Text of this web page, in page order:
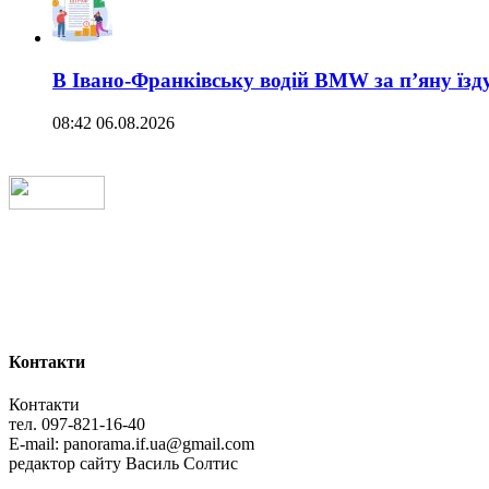
В Івано-Франківську водій BMW за п’яну
08:42 06.08.2026
Контакти
Контакти
тел. 097-821-16-40
E-mail: panorama.if.ua@gmail.com
редактор сайту Василь Солтис